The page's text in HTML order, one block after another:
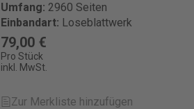
Umfang: 2960 Seiten
Einbandart: Loseblattwerk
79,00 €
Pro Stück
inkl. MwSt.
Zur Merkliste hinzufügen